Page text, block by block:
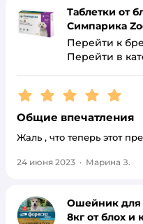
Таблетки от
Симпарика
Перейти к
Перейти в
Рейтинг:5
Общие впечатления
Жаль , что теперь этот
24 июня 2023 · Марина З.
Ошейник для
8кг от блох